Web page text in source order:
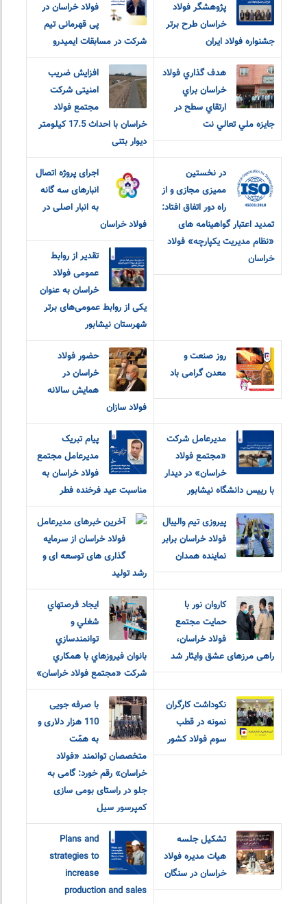
پژوهشگر فولاد
خراسان طرح برتر
جشنواره فولاد ایران
فولاد خراسان در
پی قهرمانی تیم
شرکت در مسابقات ایمیدرو
هدف گذاري فولاد
خراسان براي
جايزه ملي تعالي نت
افزایش ضریب
امنیتی شرکت
مجتمع فولاد
خراسان با احداث 17.5 کیلومتر
دیوار بتنی
در نخستین
ممیزی مجازی و از
راه دور اتفاق افتاد:
تمدید اعتبار گواهینامه های
«نظام مدیریت یکپارچه» فولاد
خراسان
اجرای پروژه اتصال
انبارهای سه گانه
به انبار اصلی در
فولاد خراسان
تقدیر از روابط‌
عمومی فولاد
خراسان به عنوان
یکی از روابط‌ عمومی‌های برتر
شهرستان نیشابور
روز صنعت و
معدن گرامی باد
حضور فولاد
خراسان در
همایش سالانه
فولاد سازان
مدیرعامل شرکت
«مجتمع فولاد
خراسان» در دیدار
با رییس دانشگاه نیشابور
پیام تبریک
مدیرعامل مجتمع
فولاد خراسان به
مناسبت عید فرخنده فطر
پیروزی تیم والیبال
فولاد خراسان برابر
نماینده همدان
آخرین خبرهای مدیرعامل
فولاد خراسان از سرمایه
گذاری های توسعه ای و
رشد تولید
کاروان نور با
حمایت مجتمع
فولاد خراسان،
راهی مرزهای عشق و‌ایثار شد
ايجاد فرصتهاي
شغلي و
توانمندسازي
بانوان فيروزهاي با همکاري
شرکت «مجتمع فولاد خراسان»
نکوداشت کارگران
نمونه در قطب
سوم فولاد کشور
با صرفه جویی
110 هزار دلاری و
به همّت
متخصصان توانمند «فولاد
خراسان» رقم خورد: گامی به
جلو در راستای بومی سازی
کمپرسور سیل
تشکیل جلسه
هیات مدیره فولاد
خراسان در سنگان
Plans and
strategies to
increase
production and sales